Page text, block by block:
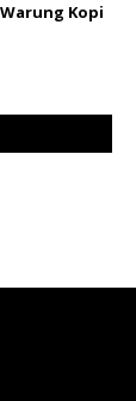
Kopi